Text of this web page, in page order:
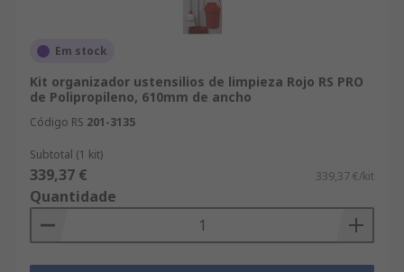
Em stock
Kit organizador ustensilios de limpieza Rojo RS PRO
de Polipropileno, 610mm de ancho
Código RS 201-3135
Subtotal (1 kit)
339,37 € 339,37 €/kit
Quantidade